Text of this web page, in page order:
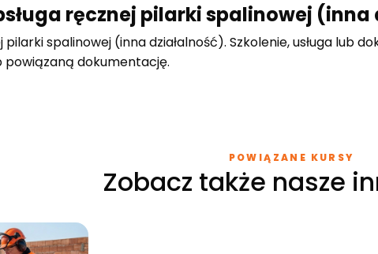
ręcznej pilarki spalinowej (inna
spalinowej (inna działalność). Szkolenie, usługa lub
powiązaną dokumentację.
POWIĄZANE KURSY
Zobacz także nasze